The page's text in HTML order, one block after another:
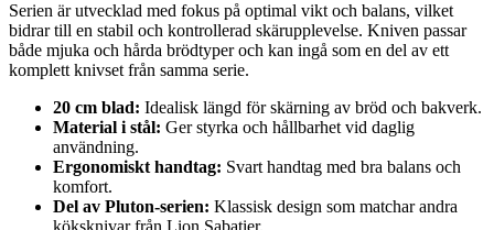
Serien är utvecklad med fokus på optimal vikt och balans, vilket
bidrar till en stabil och kontrollerad skärupplevelse. Kniven passar
både mjuka och hårda brödtyper och kan ingå som en del av ett
komplett knivset från samma serie.
20 cm blad: Idealisk längd för skärning av bröd och bakverk.
Material i stål: Ger styrka och hållbarhet vid daglig
användning.
Ergonomiskt handtag: Svart handtag med bra balans och
komfort.
Del av Pluton-serien: Klassisk design som matchar andra